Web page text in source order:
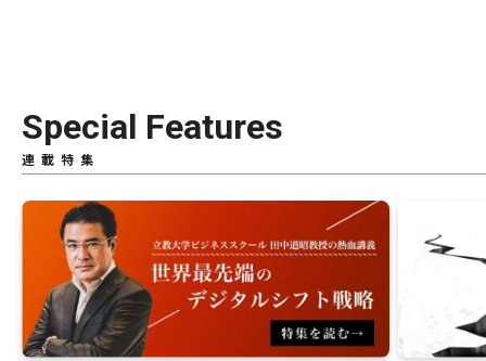
Special Features
連載特集